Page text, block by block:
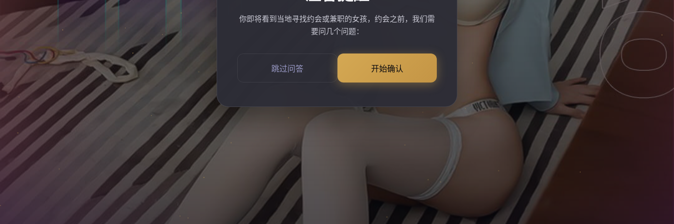
你即将看到当地寻找约会或兼职的女孩，约会之前，我们需
要问几个问题：
跳过问答 开始确认